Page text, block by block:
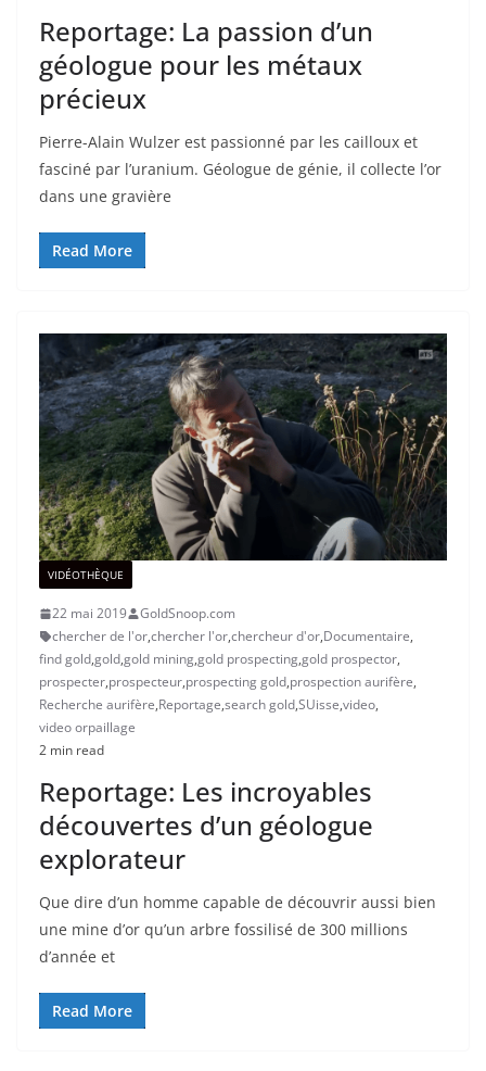
Reportage: La passion d’un
géologue pour les métaux
précieux
Pierre-Alain Wulzer est passionné par les cailloux et
fasciné par l’uranium. Géologue de génie, il collecte l’or
dans une gravière
Read More
VIDÉOTHÈQUE
22 mai 2019
GoldSnoop.com
chercher de l'or,chercher l'or,chercheur d'or,Documentaire,
find gold,gold,gold mining,gold prospecting,gold prospector,
prospecter,prospecteur,prospecting gold,prospection aurifère,
Recherche aurifère,Reportage,search gold,SUisse,video,
video orpaillage
2 min read
Reportage: Les incroyables
découvertes d’un géologue
explorateur
Que dire d’un homme capable de découvrir aussi bien
une mine d’or qu’un arbre fossilisé de 300 millions
d’année et
Read More